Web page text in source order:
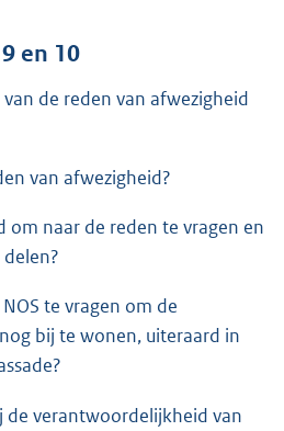
en 10
de reden van afwezigheid
van afwezigheid?
om naar de reden te vragen en
te vragen om de
bij te wonen, uiteraard in
de verantwoordelijkheid van